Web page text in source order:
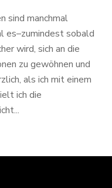
sind manchmal
es–zumindest sobald
wird, sich an die
zu gewöhnen und
als ich mit einem
ich die